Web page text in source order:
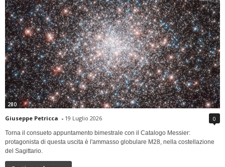
280
Giuseppe Petricca - 19 Luglio 2026 0
Torna il consueto appuntamento bimestrale con il Catalogo Messier:
protagonista di questa uscita è l'ammasso globulare M28, nella costellazione
del Sagittario.